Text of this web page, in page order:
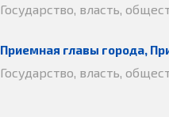
Государство, власть,
Приемная главы города,
Государство, власть,